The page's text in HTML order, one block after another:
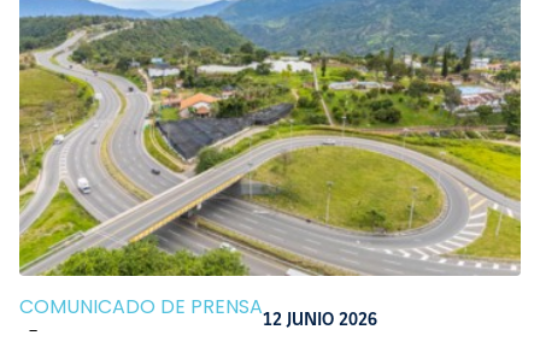
COMUNICADO DE PRENSA
-
12 JUNIO 2026